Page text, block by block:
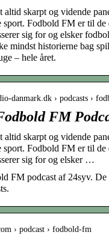
altid skarpt og vidende
sport. Fodbold FM er til de
sig for og elsker
mindst historierne bag
– hele året.
danmark.dk › podcasts ›
FM
altid skarpt og vidende
sport. Fodbold FM er til de
sig for og elsker …
FM podcast af 24syv.
› podcast › fodbold-fm